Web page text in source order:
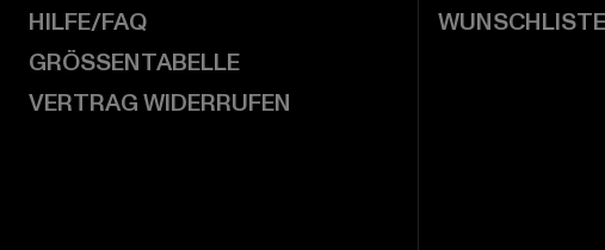
HILFE/FAQ
GRÖSSENTABELLE
VERTRAG WIDERRUFEN
WUNSCHLISTE